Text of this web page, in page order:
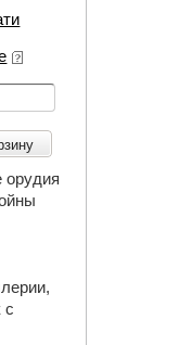
с